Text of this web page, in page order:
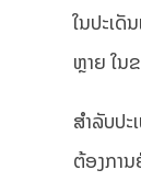
ໃນປະເ
ຫຼາຍ ໃນ
ສຳລັບປ
ຕ້ອງການ